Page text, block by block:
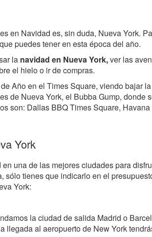
en Navidad es, sin duda, Nueva York.
puedes tener en esta época del año.
la navidad en Nueva York,ver las
el hielo o ir de compras.
Año en el Times Square, viendo bajar
de Nueva York, el Bubba Gump, donde
son: Dallas BBQ Times Square,
York
una de las mejores ciudades para
tienes que indicarlo en el
York:
la ciudad de salida Madrid o
llegada al aeropuerto de New York